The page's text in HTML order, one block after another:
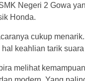
Negeri 2 Gowa
Honda.
cukup
hal keahlian tarik suara
melihat